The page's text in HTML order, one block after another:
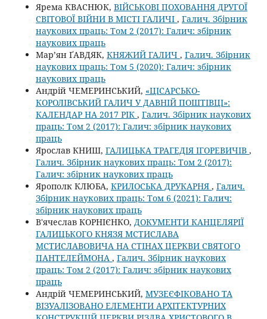
Ярема КВАСНЮК, ВІЙСЬКОВІ ПОХОВАННЯ ДРУГОЇ
СВІТОВОЇ ВІЙНИ В МІСТІ ГАЛИЧІ , Галич. Збірник
наукових праць: Том 2 (2017): Галич: збірник
наукових праць
Мар’ян ҐАВДЯК, КНЯЖИЙ ГАЛИЧ , Галич. Збірник
наукових праць: Том 5 (2020): Галич: збірник
наукових праць
Андрій ЧЕМЕРИНСЬКИЙ, «ЦІСАРСЬКО-
КОРОЛІВСЬКИЙ ГАЛИЧ У ДАВНІЙ ПОШТІВЦІ»:
КАЛЕНДАР НА 2017 РІК , Галич. Збірник наукових
праць: Том 2 (2017): Галич: збірник наукових
праць
Ярослав КНИШ, ГАЛИЦЬКА ТРАГЕДІЯ ІГОРЕВИЧІВ ,
Галич. Збірник наукових праць: Том 2 (2017):
Галич: збірник наукових праць
Ярополк КЛЮБА, КРИЛОСЬКА ДРУКАРНЯ , Галич.
Збірник наукових праць: Том 6 (2021): Галич:
збірник наукових праць
В'ячеслав КОРНІЄНКО, ДОКУМЕНТИ КАНЦЕЛЯРІЇ
ГАЛИЦЬКОГО КНЯЗЯ МСТИСЛАВА
МСТИСЛАВОВИЧА НА СТІНАХ ЦЕРКВИ СВЯТОГО
ПАНТЕЛЕЙМОНА , Галич. Збірник наукових
праць: Том 2 (2017): Галич: збірник наукових
праць
Андрій ЧЕМЕРИНСЬКИЙ, МУЗЕЄФІКОВАНО ТА
ВІЗУАЛІЗОВАНО ЕЛЕМЕНТИ АРХІТЕКТУРНИХ